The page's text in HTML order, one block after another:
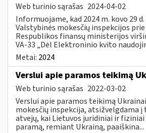
Web turinio sąrašas 2024-04-02
Informuojame, kad 2024 m. kovo 29
Valstybinės mokesčių inspekcijos
Respublikos finansų ministerijos
VA-33 „Dėl Elektroninio kvito
Metai: 2024
Verslui apie paramos teikimą
Web turinio sąrašas 2022-03-02
Verslui apie paramos teikimą
mokesčių inspekcija, atsižvelgdama į
atvejų, kai Lietuvos juridiniai ir
paramą, remiant Ukrainą, paaiškina...